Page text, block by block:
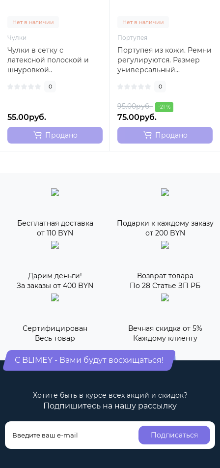
Нет в наличии
Чулки
Чулки в сетку с
латексной полоской и
шнуровкой..
0
55.00руб.
Продано
Нет в наличии
Портупея
Портупея из кожи. Ремни
регулируются. Размер
универсальный...
0
95.00руб. -21 %
75.00руб.
Продано
Бесплатная доставка
от 110 BYN
Подарки к каждому заказу
от 200 BYN
Дарим деньги!
За заказы от 400 BYN
Возврат товара
По 28 Статье ЗП РБ
Сертифицирован
Весь товар
Вечная скидка от 5%
Каждому клиенту
С BLIMEY - Вами будут восхищаться!
Хотите быть в курсе всех акций и скидок?
Подпишитесь на нашу рассылку
Подписаться